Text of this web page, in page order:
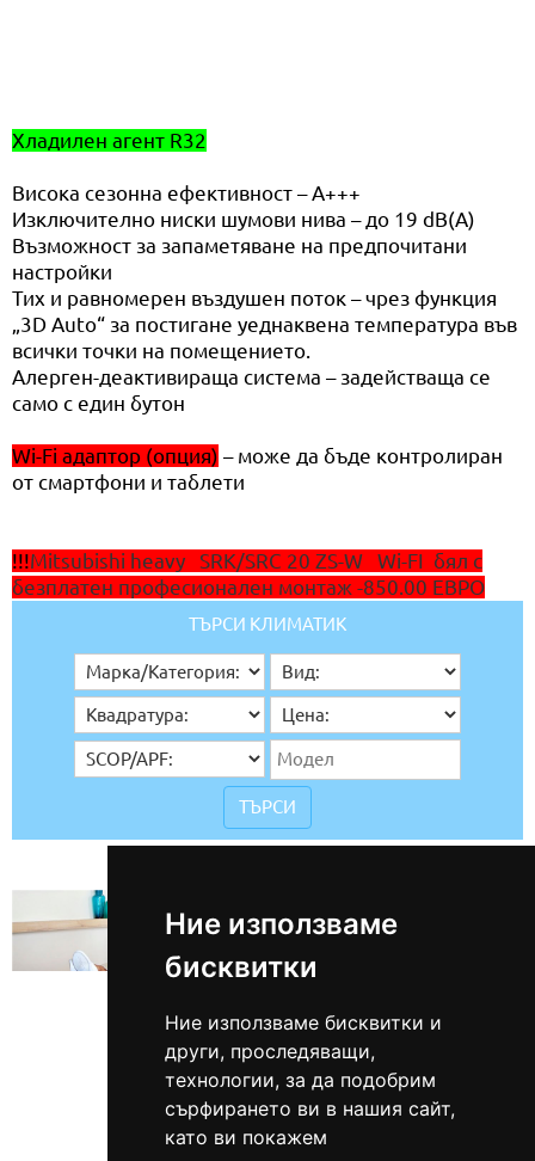
Ние използваме
бисквитки
Ние използваме бисквитки и
други, проследяващи,
технологии, за да подобрим
сърфирането ви в нашия сайт,
като ви покажем
Хладилен агент R32
Висока сезонна ефективност – A+++
Изключително ниски шумови нива – до 19 dB(A)
Възможност за запаметяване на предпочитани
настройки
Тих и равномерен въздушен поток – чрез функция
„3D Auto“ за постигане уеднаквена температура във
всички точки на помещението.
Алерген-деактивираща система – задействаща се
само с един бутон
Wi-Fi адаптор (опция) – може да бъде контролиран
от смартфони и таблети
!!!Mitsubishi heavy SRK/SRC 20 ZS-W Wi-FI бял с
безплатен професионален монтаж -850.00 ЕВРО
ТЪРСИ КЛИМАТИК